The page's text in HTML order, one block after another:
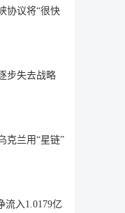
协议将“很快
步失去战略
克兰用“星链”
流入1.0179亿